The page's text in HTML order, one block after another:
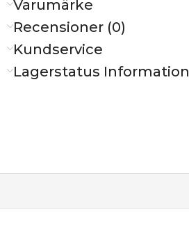
Varumärke
Recensioner (0)
Kundservice
Lagerstatus Information